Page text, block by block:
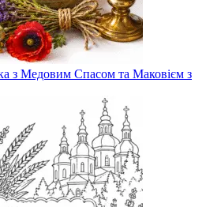
з Медовим Спасом та Маковієм з